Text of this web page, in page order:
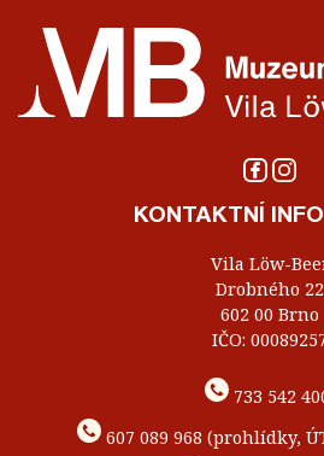
KONTAKTNÍ
Vila Löw-
Drobného 22
602 00 Brno
IČO:
733 542
607 089 968 (prohlídky,